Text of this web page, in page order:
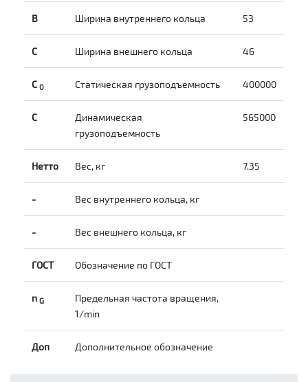
B Ширина внутреннего кольца 53
С Ширина внешнего кольца 46
С 0 Статическая грузоподъемность 400000
C
Динамическая
грузоподъемность
565000
Нетто Вес, кг 7.35
- Вес внутреннего кольца, кг
- Вес внешнего кольца, кг
ГОСТ Обозначение по ГОСТ
n G
Предельная частота вращения,
1/min
Доп Дополнительное обозначение